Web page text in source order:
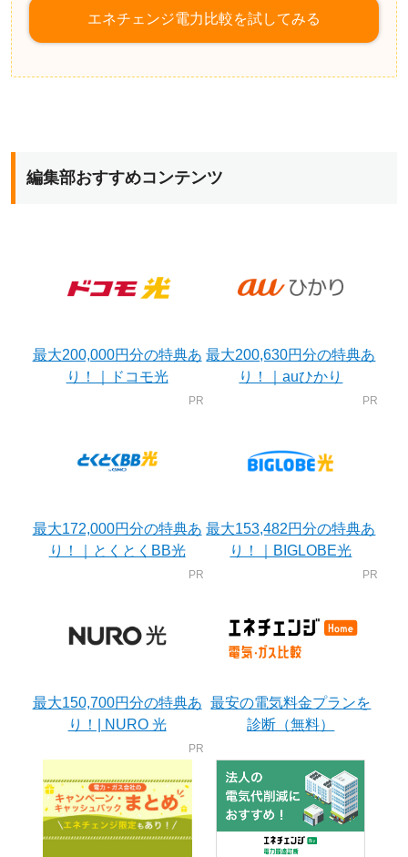
エネチェンジ電力比較を試してみる
編集部おすすめコンテンツ
最大200,000円分の特典あ
り！｜ドコモ光
最大200,630円分の特典あ
り！｜auひかり
最大172,000円分の特典あ
り！｜とくとくBB光
最大153,482円分の特典あ
り！｜BIGLOBE光
最大150,700円分の特典あ
り！| NURO 光
最安の電気料金プランを
診断（無料）